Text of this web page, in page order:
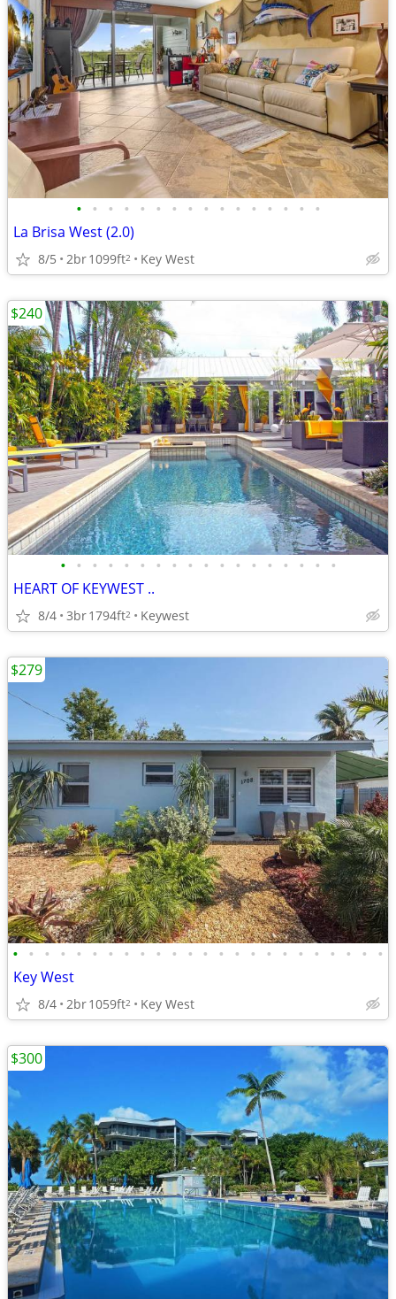
• • • • • • • • • • • • • • • •
La Brisa West (2.0)
8/5 2br1099ft2 Key West
• • • • • • • • • • • • • • • • • •
HEART OF KEYWEST ..
8/4 3br1794ft2 Keywest
$240
• • • • • • • • • • • • • • • • • • • • • • • •
Key West
8/4 2br1059ft2 Key West
$279
$300